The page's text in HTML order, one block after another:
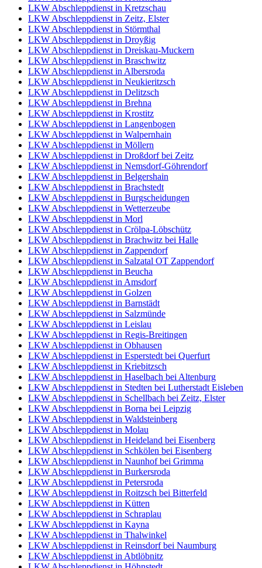
LKW Abschleppdienst in Kretzschau
LKW Abschleppdienst in Zeitz, Elster
LKW Abschleppdienst in Störmthal
LKW Abschleppdienst in Droyßig
LKW Abschleppdienst in Dreiskau-Muckern
LKW Abschleppdienst in Braschwitz
LKW Abschleppdienst in Albersroda
LKW Abschleppdienst in Neukieritzsch
LKW Abschleppdienst in Delitzsch
LKW Abschleppdienst in Brehna
LKW Abschleppdienst in Krostitz
LKW Abschleppdienst in Langenbogen
LKW Abschleppdienst in Walpernhain
LKW Abschleppdienst in Möllern
LKW Abschleppdienst in Droßdorf bei Zeitz
LKW Abschleppdienst in Nemsdorf-Göhrendorf
LKW Abschleppdienst in Belgershain
LKW Abschleppdienst in Brachstedt
LKW Abschleppdienst in Burgscheidungen
LKW Abschleppdienst in Wetterzeube
LKW Abschleppdienst in Morl
LKW Abschleppdienst in Crölpa-Löbschütz
LKW Abschleppdienst in Brachwitz bei Halle
LKW Abschleppdienst in Zappendorf
LKW Abschleppdienst in Salzatal OT Zappendorf
LKW Abschleppdienst in Beucha
LKW Abschleppdienst in Amsdorf
LKW Abschleppdienst in Golzen
LKW Abschleppdienst in Barnstädt
LKW Abschleppdienst in Salzmünde
LKW Abschleppdienst in Leislau
LKW Abschleppdienst in Regis-Breitingen
LKW Abschleppdienst in Obhausen
LKW Abschleppdienst in Esperstedt bei Querfurt
LKW Abschleppdienst in Kriebitzsch
LKW Abschleppdienst in Haselbach bei Altenburg
LKW Abschleppdienst in Stedten bei Lutherstadt Eisleben
LKW Abschleppdienst in Schellbach bei Zeitz, Elster
LKW Abschleppdienst in Borna bei Leipzig
LKW Abschleppdienst in Waldsteinberg
LKW Abschleppdienst in Molau
LKW Abschleppdienst in Heideland bei Eisenberg
LKW Abschleppdienst in Schkölen bei Eisenberg
LKW Abschleppdienst in Naunhof bei Grimma
LKW Abschleppdienst in Burkersroda
LKW Abschleppdienst in Petersroda
LKW Abschleppdienst in Roitzsch bei Bitterfeld
LKW Abschleppdienst in Kütten
LKW Abschleppdienst in Schraplau
LKW Abschleppdienst in Kayna
LKW Abschleppdienst in Thalwinkel
LKW Abschleppdienst in Reinsdorf bei Naumburg
LKW Abschleppdienst in Abtlöbnitz